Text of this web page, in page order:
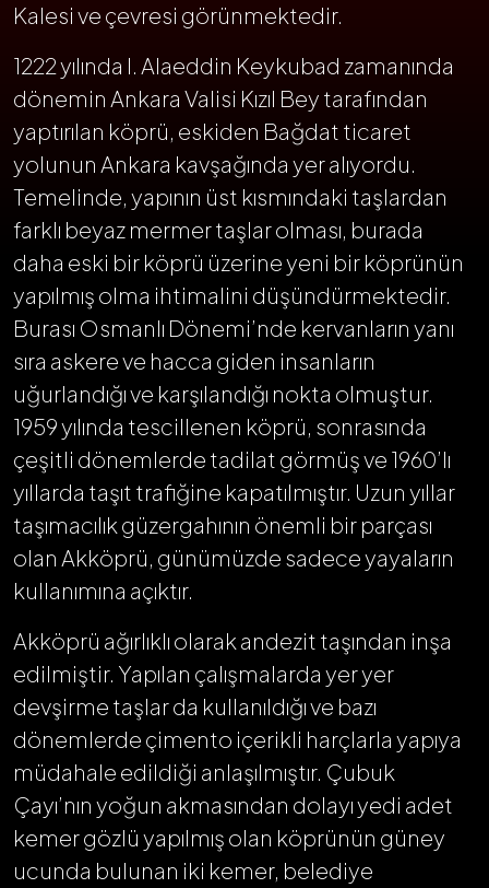
Kalesi ve çevresi görünmektedir.
1222 yılında I. Alaeddin Keykubad zamanında
dönemin Ankara Valisi Kızıl Bey tarafından
yaptırılan köprü, eskiden Bağdat ticaret
yolunun Ankara kavşağında yer alıyordu.
Temelinde, yapının üst kısmındaki taşlardan
farklı beyaz mermer taşlar olması, burada
daha eski bir köprü üzerine yeni bir köprünün
yapılmış olma ihtimalini düşündürmektedir.
Burası Osmanlı Dönemi’nde kervanların yanı
sıra askere ve hacca giden insanların
uğurlandığı ve karşılandığı nokta olmuştur.
1959 yılında tescillenen köprü, sonrasında
çeşitli dönemlerde tadilat görmüş ve 1960’lı
yıllarda taşıt trafiğine kapatılmıştır. Uzun yıllar
taşımacılık güzergahının önemli bir parçası
olan Akköprü, günümüzde sadece yayaların
kullanımına açıktır.
Akköprü ağırlıklı olarak andezit taşından inşa
edilmiştir. Yapılan çalışmalarda yer yer
devşirme taşlar da kullanıldığı ve bazı
dönemlerde çimento içerikli harçlarla yapıya
müdahale edildiği anlaşılmıştır. Çubuk
Çayı’nın yoğun akmasından dolayı yedi adet
kemer gözlü yapılmış olan köprünün güney
ucunda bulunan iki kemer, belediye